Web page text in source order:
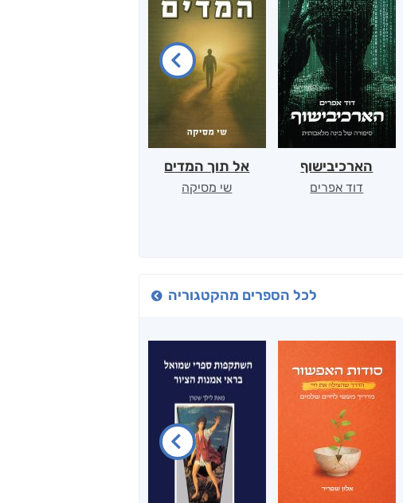
הארכיבישוף
דוד אפרים
אל תוך המדים
שי מסיקה
לכל הספרים מהקטגוריה